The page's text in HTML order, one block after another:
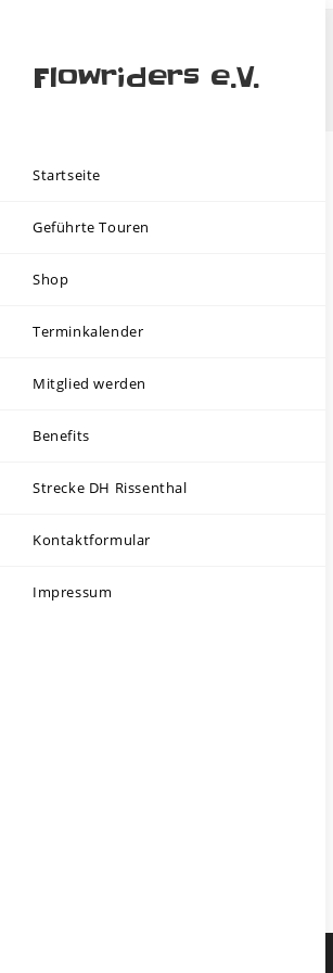
Flowriders e.V.
Startseite
Geführte Touren
Shop
Terminkalender
Mitglied werden
Benefits
Strecke DH Rissenthal
Kontaktformular
Impressum